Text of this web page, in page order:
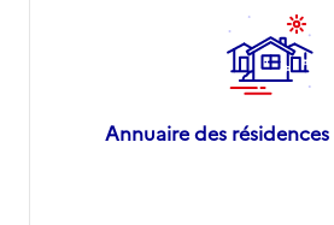
Annuaire des